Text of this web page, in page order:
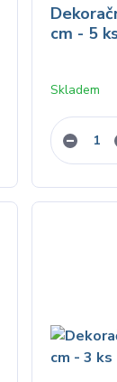
cm - 5
Skladem